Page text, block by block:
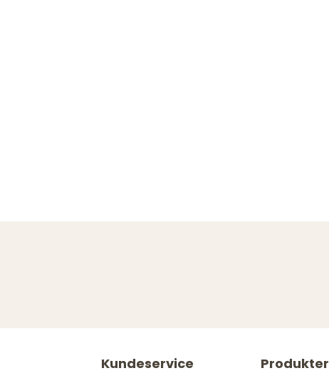
Kundeservice Produkter